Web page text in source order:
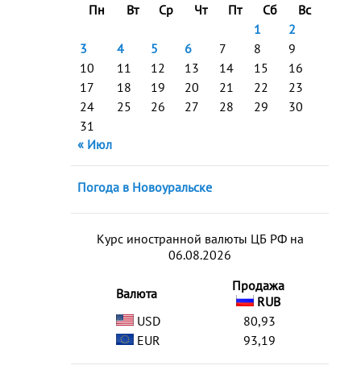
Пн
Вт Ср Чт Пт Сб
Вс
1
2
3
4 5 6 7 8
9
10
11 12 13 14 15
16
17
18 19 20 21 22
23
24
25 26 27 28 29
30
31
« Июл
Погода в Новоуральске
Курс иностранной валюты ЦБ РФ на
06.08.2026
Валюта
Продажа
RUB
USD
80,93
EUR
93,19